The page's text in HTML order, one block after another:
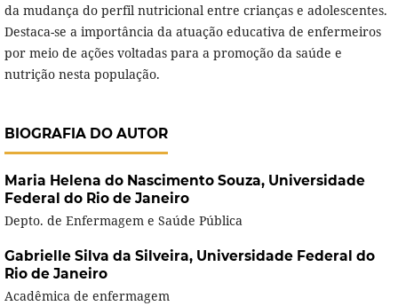
da mudança do perfil nutricional entre crianças e adolescentes.
Destaca-se a importância da atuação educativa de enfermeiros
por meio de ações voltadas para a promoção da saúde e
nutrição nesta população.
BIOGRAFIA DO AUTOR
Maria Helena do Nascimento Souza, Universidade
Federal do Rio de Janeiro
Depto. de Enfermagem e Saúde Pública
Gabrielle Silva da Silveira, Universidade Federal do
Rio de Janeiro
Acadêmica de enfermagem